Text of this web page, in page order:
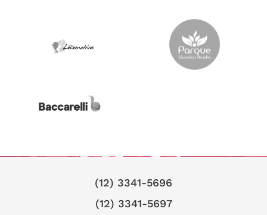
(12) 3341-5696
(12) 3341-5697